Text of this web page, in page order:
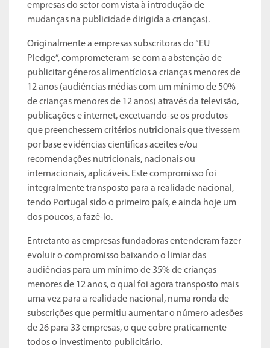
empresas do setor com vista à introdução de
mudanças na publicidade dirigida a crianças).
Originalmente a empresas subscritoras do “EU
Pledge”, comprometeram-se com a abstenção de
publicitar géneros alimentícios a crianças menores de
12 anos (audiências médias com um mínimo de 50%
de crianças menores de 12 anos) através da televisão,
publicações e internet, excetuando-se os produtos
que preenchessem critérios nutricionais que tivessem
por base evidências cientificas aceites e/ou
recomendações nutricionais, nacionais ou
internacionais, aplicáveis. Este compromisso foi
integralmente transposto para a realidade nacional,
tendo Portugal sido o primeiro país, e ainda hoje um
dos poucos, a fazê-lo.
Entretanto as empresas fundadoras entenderam fazer
evoluir o compromisso baixando o limiar das
audiências para um mínimo de 35% de crianças
menores de 12 anos, o qual foi agora transposto mais
uma vez para a realidade nacional, numa ronda de
subscrições que permitiu aumentar o número adesões
de 26 para 33 empresas, o que cobre praticamente
todos o investimento publicitário.